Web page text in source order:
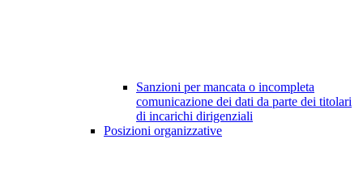
Sanzioni per mancata o incompleta
comunicazione dei dati da parte dei titolari
di incarichi dirigenziali
Posizioni organizzative